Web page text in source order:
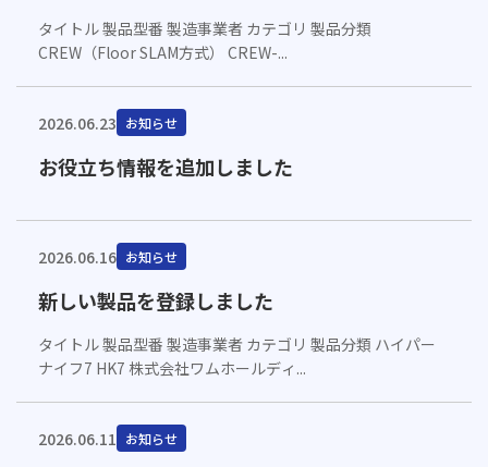
タイトル 製品型番 製造事業者 カテゴリ 製品分類
CREW（Floor SLAM方式） CREW-...
2026.06.23 お知らせ
お役立ち情報を追加しました
2026.06.16 お知らせ
新しい製品を登録しました
タイトル 製品型番 製造事業者 カテゴリ 製品分類 ハイパー
ナイフ7 HK7 株式会社ワムホールディ...
2026.06.11 お知らせ